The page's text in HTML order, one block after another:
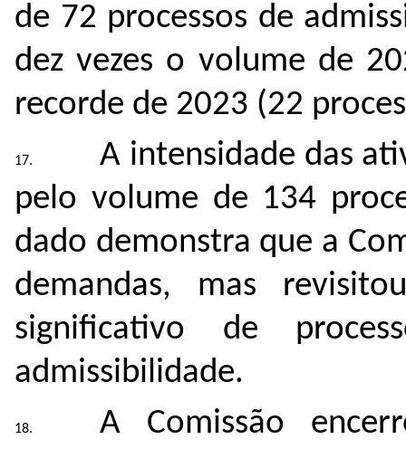
de 72 processos de
dez vezes o volume de
recorde de 2023 (22
A intensidade das
pelo volume de 134
dado demonstra que a
demandas, mas
significativo de
admissibilidade.
A Comissão